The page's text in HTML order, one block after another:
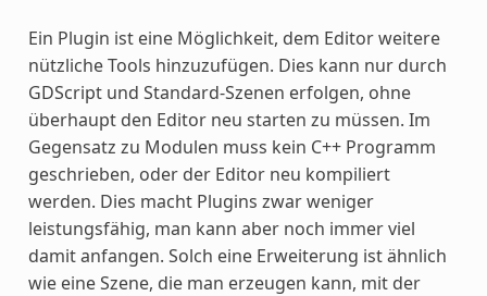
Ein Plugin ist eine Möglichkeit, dem Editor weitere
nützliche Tools hinzuzufügen. Dies kann nur durch
GDScript und Standard-Szenen erfolgen, ohne
überhaupt den Editor neu starten zu müssen. Im
Gegensatz zu Modulen muss kein C++ Programm
geschrieben, oder der Editor neu kompiliert
werden. Dies macht Plugins zwar weniger
leistungsfähig, man kann aber noch immer viel
damit anfangen. Solch eine Erweiterung ist ähnlich
wie eine Szene, die man erzeugen kann, mit der